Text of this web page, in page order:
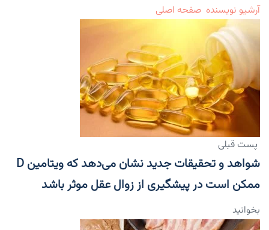
آرشیو نویسنده صفحه اصلی
پست قبلی
شواهد و تحقیقات جدید نشان می‌دهد که ویتامین D
ممکن است در پیشگیری از زوال عقل موثر باشد
بخوانید